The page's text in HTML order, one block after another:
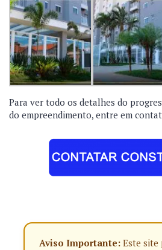
Para ver todo os detalhes do
do empreendimento, entre em
Aviso Importante: Este site